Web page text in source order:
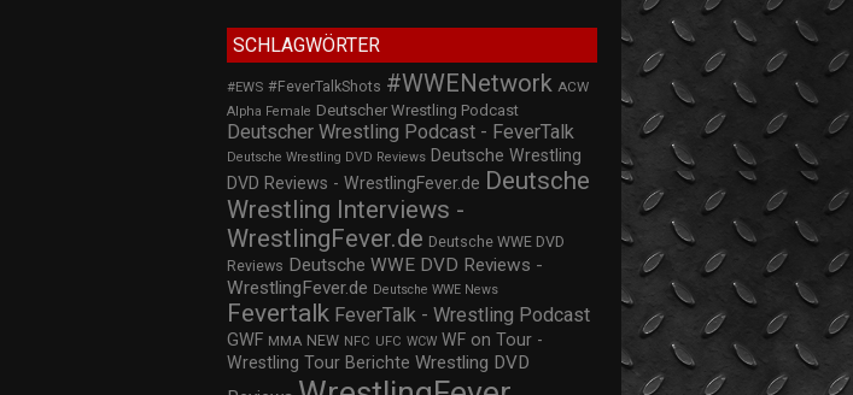
SCHLAGWÖRTER
#EWS #FeverTalkShots #WWENetwork ACW
Alpha Female Deutscher Wrestling Podcast
Deutscher Wrestling Podcast - FeverTalk
Deutsche Wrestling DVD Reviews Deutsche Wrestling
DVD Reviews - WrestlingFever.de Deutsche
Wrestling Interviews -
WrestlingFever.de Deutsche WWE DVD
Reviews Deutsche WWE DVD Reviews -
WrestlingFever.de Deutsche WWE News
Fevertalk FeverTalk - Wrestling Podcast
GWF MMA NEW NFC UFC WCW WF on Tour -
Wrestling Tour Berichte Wrestling DVD